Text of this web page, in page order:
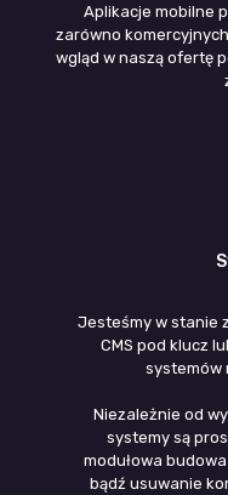
Aplikacje mobilne
zarówno
wgląd w naszą ofertę
Jesteśmy w stanie
CMS pod klucz
systemów
Niezależnie od
systemy są
modułowa
bądź usuwanie